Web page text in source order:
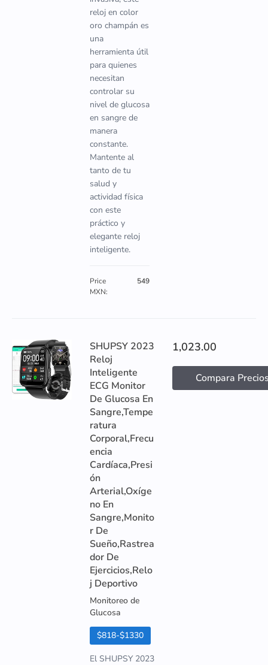
reloj en color
oro champán es
una
herramienta útil
para quienes
necesitan
controlar su
nivel de glucosa
en sangre de
manera
constante.
Mantente al
tanto de tu
salud y
actividad física
con este
práctico y
elegante reloj
inteligente.
Price
MXN:
549
SHUPSY 2023
Reloj
Inteligente
ECG Monitor
De Glucosa En
Sangre,Tempe
ratura
Corporal,Frecu
encia
Cardíaca,Presi
ón
Arterial,Oxíge
no En
Sangre,Monito
r De
Sueño,Rastrea
dor De
Ejercicios,Relo
j Deportivo
Monitoreo de
Glucosa
$818-$1330
El SHUPSY 2023
1,023.00
Compara